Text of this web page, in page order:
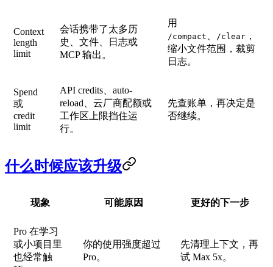
Context
length
limit
会话携带了太多历
史、文件、日志或
MCP 输出。
用
/compact /clear ，
缩小文件范围，裁剪
日志。
Spend
或
credit
limit
API credits、auto-
reload、云厂商配额或
工作区上限挡住运
行。
先查账单，再决定是
否继续。
什么时候应该升级
现象 可能原因 更好的下一步
Pro 在学习
或小项目里
也经常触
你的使用强度超过
Pro。
先清理上下文，再
试 Max 5x。